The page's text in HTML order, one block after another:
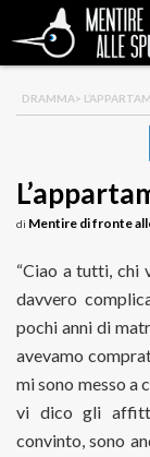
DRAMMA>
di Mentire di fronte
“Ciao a tutti, chi
davvero
pochi anni di
avevamo
mi sono messo a
vi dico gli
convinto, sono